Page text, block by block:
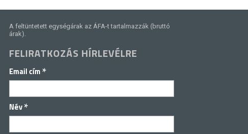
A feltüntetett egységárak az ÁFA-t tartalmazzák (bruttó
árak).
FELIRATKOZÁS HÍRLEVÉLRE
Email cím *
Név*